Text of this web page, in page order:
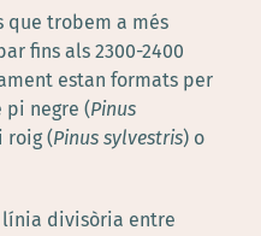
que trobem a més
fins als 2300-2400
estan formats per
negre (Pinus
roig (Pinus sylvestris) o
línia divisòria entre